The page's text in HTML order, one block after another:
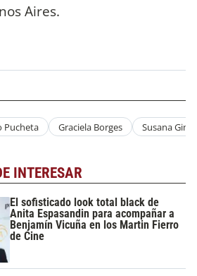
Aires.
Pucheta Graciela Borges Susana
INTERESAR
El sofisticado look total black de
Anita Espasandin para acompañar a
Benjamín Vicuña en los Martin Fierro
de Cine